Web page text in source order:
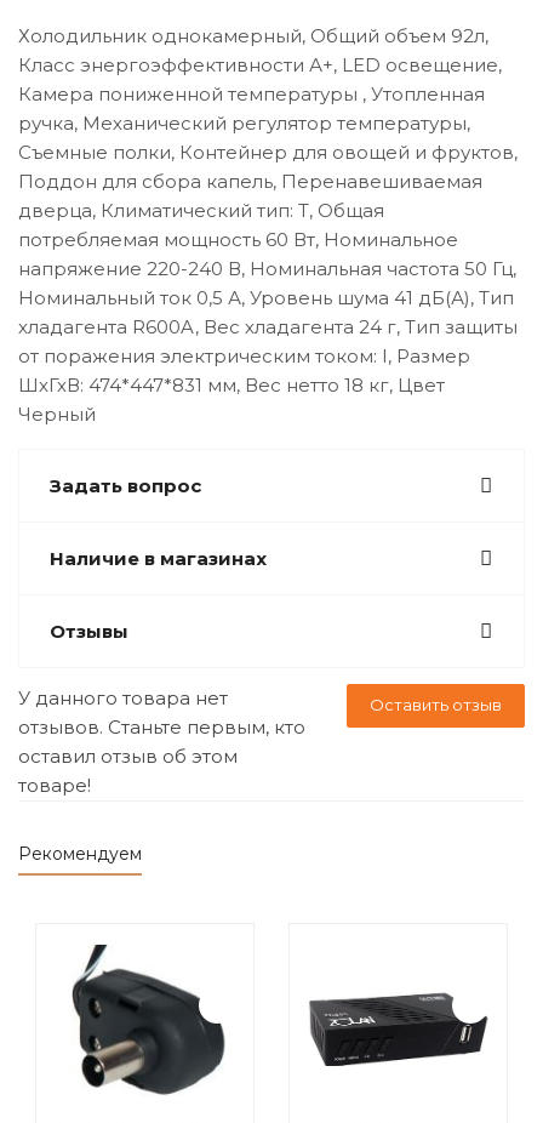
Холодильник однокамерный, Общий объем 92л,
Класс энергоэффективности А+, LED освещение,
Камера пониженной температуры , Утопленная
ручка, Механический регулятор температуры,
Съемные полки, Контейнер для овощей и фруктов,
Поддон для сбора капель, Перенавешиваемая
дверца, Климатический тип: T, Общая
потребляемая мощность 60 Вт, Номинальное
напряжение 220-240 В, Номинальная частота 50 Гц,
Номинальный ток 0,5 А, Уровень шума 41 дБ(А), Тип
хладагента R600A, Вес хладагента 24 г, Тип защиты
от поражения электрическим током: I, Размер
ШхГхВ: 474*447*831 мм, Вес нетто 18 кг, Цвет
Черный
Задать вопрос
Наличие в магазинах
Отзывы
Оставить отзыв
У данного товара нет
отзывов. Станьте первым, кто
оставил отзыв об этом
товаре!
Рекомендуем